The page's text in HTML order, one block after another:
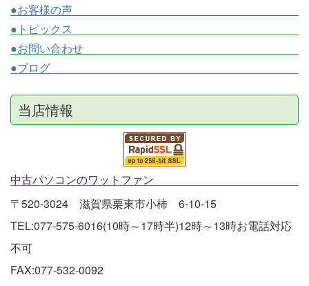
●お客様の声
●トピックス
●お問い合わせ
●ブログ
当店情報
中古パソコンのワットファン
〒520-3024 滋賀県栗東市小柿 6-10-15
TEL:077-575-6016(10時～17時半)12時～13時お電話対応
不可
FAX:077-532-0092